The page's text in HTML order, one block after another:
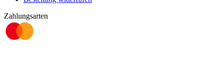
Zahlungsarten